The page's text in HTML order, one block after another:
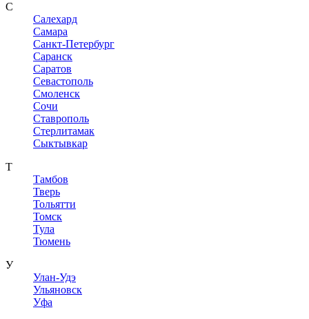
С
Салехард
Самара
Санкт-Петербург
Саранск
Саратов
Севастополь
Смоленск
Сочи
Ставрополь
Стерлитамак
Сыктывкар
Т
Тамбов
Тверь
Тольятти
Томск
Тула
Тюмень
У
Улан-Удэ
Ульяновск
Уфа